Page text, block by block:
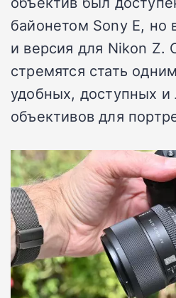
байонетом Sony E, но
и версия для Nikon Z.
стремятся стать
удобных, доступных и
объективов для